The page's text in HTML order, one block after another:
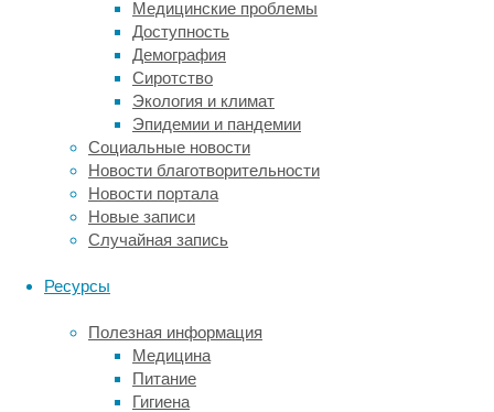
Медицинские проблемы
Доступность
Демография
Сиротство
Экология и климат
Эпидемии и пандемии
Социальные новости
Новости благотворительности
Новости портала
Новые записи
Случайная запись
Ресурсы
Полезная информация
Медицина
Питание
Гигиена
влияют
ли
сезонные
различия
освещенности
на
продолжительность
и
качество
сна
Чтобы
влияние
сменяющихся
света